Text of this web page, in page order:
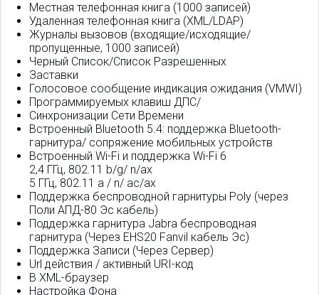
Местная телефонная книга (1000 записей)
Удаленная телефонная книга (XML/LDAP)
Журналы вызовов (входящие/исходящие/
пропущенные, 1000 записей)
Черный Список/Список Разрешенных
Заставки
Голосовое сообщение индикация ожидания (VMWI)
Программируемых клавиш ДПС/
Синхронизации Сети Времени
Встроенный Bluetooth 5.4: поддержка Bluetooth-
гарнитура/ сопряжение мобильных устройств
Встроенный Wi-Fi и поддержка Wi-Fi 6
2,4 ГГц, 802.11 b/g/ n/ax
5 ГГц, 802.11 a / n/ ac/ax
Поддержка беспроводной гарнитуры Poly (через
Поли АПД-80 Эс кабель)
Поддержка гарнитура Jabra беспроводная
гарнитура (Через EHS20 Fanvil кабель Эс)
Поддержка Записи (Через Сервер)
Url действия / активный URI-код
В XML-браузер
Настройка Фона